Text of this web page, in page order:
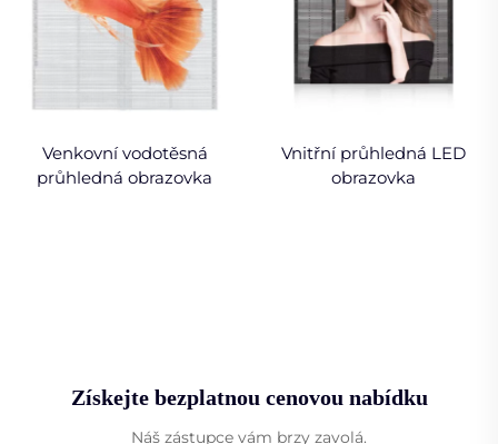
Venkovní vodotěsná
průhledná obrazovka
Vnitřní průhledná LED
obrazovka
Získejte bezplatnou cenovou nabídku
Náš zástupce vám brzy zavolá.